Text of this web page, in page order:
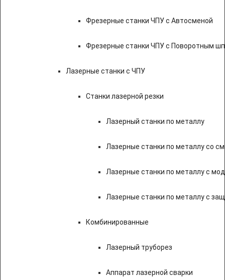
Фрезерные станки ЧПУ с Автосменой
Фрезерные станки ЧПУ с Поворотным
Лазерные станки с ЧПУ
Станки лазерной резки
Лазерный станки по металлу
Лазерные станки по металлу со
Лазерные станки по металлу с
Лазерные станки по металлу с
Комбинированные
Лазерный труборез
Аппарат лазерной сварки